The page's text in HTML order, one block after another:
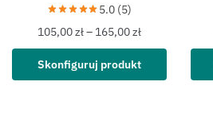
5.0 (5)
105,00zł– 165,00zł
Skonfiguruj produkt